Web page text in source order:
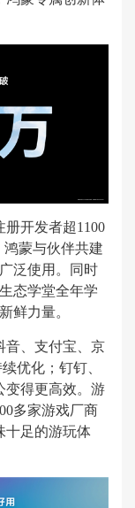
开发者超1100
鸿蒙与伙伴共建
泛使用。同时
态学堂全年学
鲜力量。
音、支付宝、京
优化；钉钉、
变得更高效。游
多家游戏厂商
十足的游玩体